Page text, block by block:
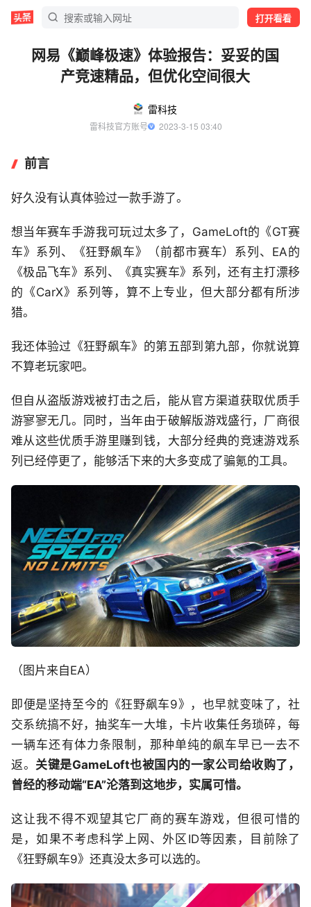
打开看看
网易《巅峰极速》体验报告：妥妥的国
产竞速精品，但优化空间很大
雷科技
雷科技官方账号
  2023-3-15 03:40
前言
好久没有认真体验过一款手游了。
想当年赛车手游我可玩过太多了，GameLoft的《GT赛
车》系列、《狂野飙车》（前都市赛车）系列、EA的
《极品飞车》系列、《真实赛车》系列，还有主打漂移
的《CarX》系列等，算不上专业，但大部分都有所涉
猎。
我还体验过《狂野飙车》的第五部到第九部，你就说算
不算老玩家吧。
但自从盗版游戏被打击之后，能从官方渠道获取优质手
游寥寥无几。同时，当年由于破解版游戏盛行，厂商很
难从这些优质手游里赚到钱，大部分经典的竞速游戏系
列已经停更了，能够活下来的大多变成了骗氪的工具。
（图片来自EA）
即便是坚持至今的《狂野飙车9》，也早就变味了，社
交系统搞不好，抽奖车一大堆，卡片收集任务琐碎，每
一辆车还有体力条限制，那种单纯的飙车早已一去不
返。 关键是GameLoft也被国内的一家公司给收购了，
曾经的移动端“EA”沦落到这地步，实属可惜。
这让我不得不观望其它厂商的赛车游戏，但很可惜的
是，如果不考虑科学上网、外区ID等因素，目前除了
《狂野飙车9》还真没太多可以选的。